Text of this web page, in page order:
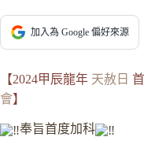
加入為 Google 偏好來源
【2024甲辰龍年 天赦日
會】
奉旨首度加科